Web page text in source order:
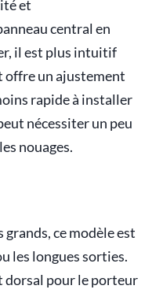
et
central en
il est plus intuitif
offre un ajustement
rapide à installer
nécessiter un peu
nouages.
ce modèle est
les longues sorties.
dorsal pour le porteur